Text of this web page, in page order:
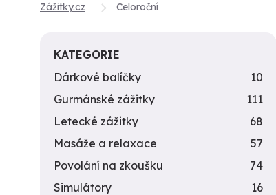
Zážitky.cz Celoroční
KATEGORIE
Dárkové balíčky
10
Gurmánské zážitky
111
Letecké zážitky
68
Masáže a relaxace
57
Povolání na zkoušku
74
Simulátory
16